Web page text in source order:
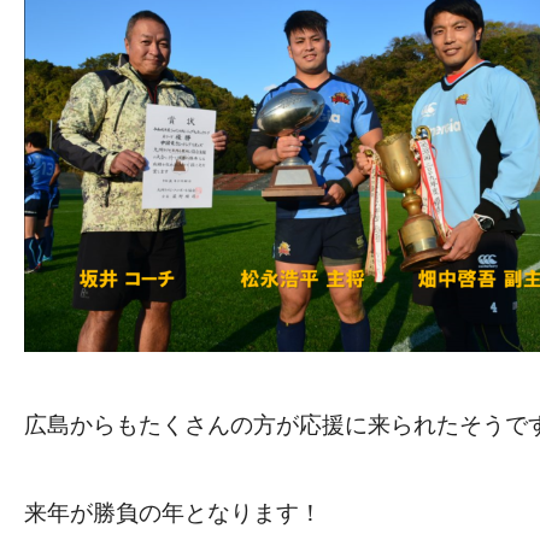
広島からもたくさんの方が応援に来られたそうで
来年が勝負の年となります！